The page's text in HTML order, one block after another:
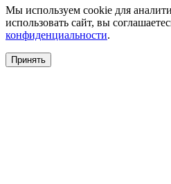
Мы используем cookie для
использовать сайт, вы
конфиденциальности.
Принять